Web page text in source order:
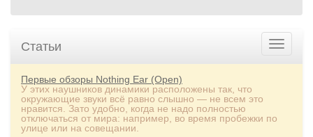
Статьи
Первые обзоры Nothing Ear (Open)
У этих наушников динамики расположены так, что
окружающие звуки всё равно слышно — не всем это
нравится. Зато удобно, когда не надо полностью
отключаться от мира: например, во время пробежки по
улице или на совещании.